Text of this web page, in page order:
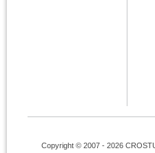
Copyright © 2007 - 2026